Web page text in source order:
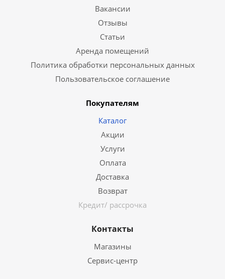
Вакансии
Отзывы
Статьи
Аренда помещений
Политика обработки персональных данных
Пользовательское соглашение
Покупателям
Каталог
Акции
Услуги
Оплата
Доставка
Возврат
Кредит/ рассрочка
Контакты
Магазины
Сервис-центр